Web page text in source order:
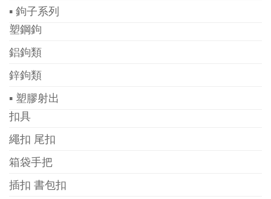
▪ 鉤子系列
塑鋼鉤
鋁鉤類
鋅鉤類
▪ 塑膠射出
扣具
繩扣 尾扣
箱袋手把
插扣 書包扣